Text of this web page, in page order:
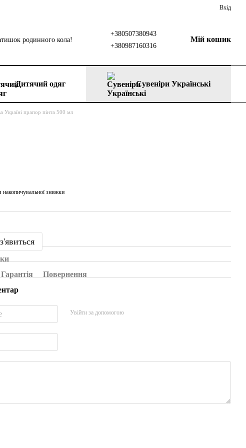
Вхід
родинного кола!
+380507380943
+380987160316
Мій кошик
Дитячий одяг Сувеніри Українські
Україні прапор пінта 500 мл
накопичувальної знижки
Гарантія
Повернення
Увійти за допомогою